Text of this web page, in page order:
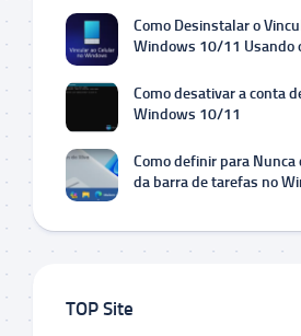
Como Desinstalar o
Windows 10/11 Usando
Como desativar a conta
Windows 10/11
Como definir para Nunca
da barra de tarefas no
TOP Site